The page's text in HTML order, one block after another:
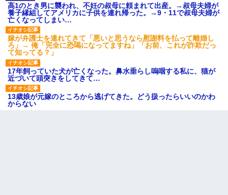
高1のとき男に襲われ、不妊の叔母に頼まれて出産。→叔母夫婦が
養子縁組してアメリカに子供を連れ帰った。→9・11で叔母夫婦が
亡くなってしまい…
嫁が弁護士を連れてきて「悪いと思うなら慰謝料を払って離婚し
ろ」→ 俺「完全に恐喝になってますね」「お前、これが詐欺だっ
て知ってる？」
17年飼っていた犬が亡くなった。鼻水垂らし嗚咽する私に、猫が
近づいて頭突きをしてきて…
13歳娘が元嫁のところから逃げてきた。どう扱ったらいいのかわ
からない